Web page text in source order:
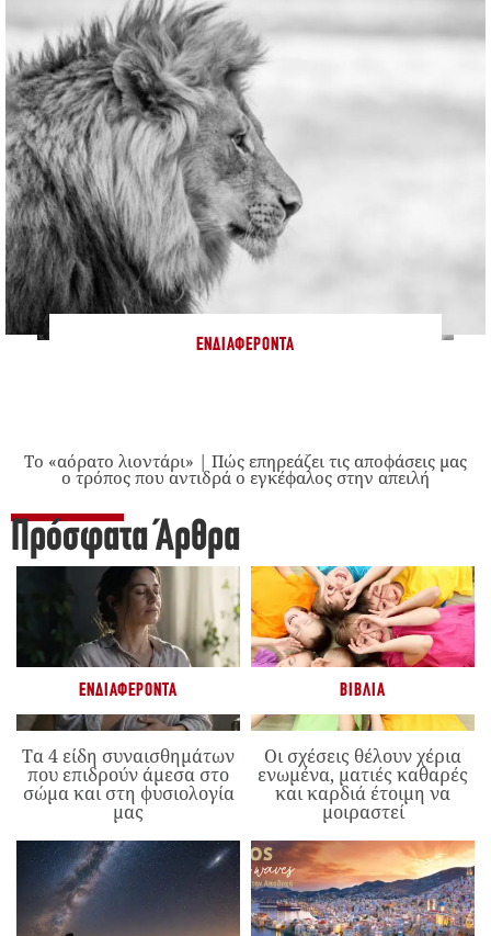
ΕΝΔΙΑΦΈΡΟΝΤΑ
Το «αόρατο λιοντάρι» | Πώς επηρεάζει τις αποφάσεις μας
ο τρόπος που αντιδρά ο εγκέφαλος στην απειλή
Πρόσφατα Άρθρα
ΕΝΔΙΑΦΈΡΟΝΤΑ
Τα 4 είδη συναισθημάτων
που επιδρούν άμεσα στο
σώμα και στη φυσιολογία
μας
ΒΙΒΛΊΑ
Οι σχέσεις θέλουν χέρια
ενωμένα, ματιές καθαρές
και καρδιά έτοιμη να
μοιραστεί